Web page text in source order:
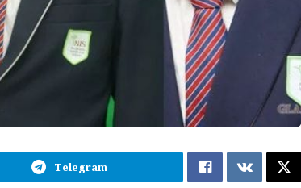
Telegram